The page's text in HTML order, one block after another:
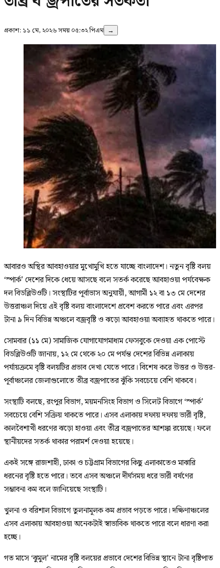
প্রকাশ: ১১ মে, ২০২৬ সময় ০৫:৩২ পিএম →
আবারও অস্থির আবহাওয়ার মুখোমুখি হতে যাচ্ছে বাংলাদেশ। নতুন বৃষ্টি বলয়
‘স্পার্ক’ দেশের দিকে ধেয়ে আসছে বলে সতর্ক করেছে আবহাওয়া পর্যবেক্ষক
দল বিডব্লিউওটি। সংস্থাটির পূর্বাভাস অনুযায়ী, আগামী ১২ বা ১৩ মে দেশের
উত্তরাঞ্চল দিয়ে এই বৃষ্টি বলয় বাংলাদেশে প্রবেশ করতে পারে এবং এরপর
টানা ৯ দিন বিভিন্ন অঞ্চলে বজ্রবৃষ্টি ও ঝড়ো আবহাওয়া অব্যাহত থাকতে পারে।
সোমবার (১১ মে) সামাজিক যোগাযোগমাধ্যম ফেসবুকে দেওয়া এক পোস্টে
বিডব্লিউওটি জানায়, ১২ মে থেকে ২০ মে পর্যন্ত দেশের বিভিন্ন এলাকায়
পর্যায়ক্রমে বৃষ্টি বলয়টির প্রভাব দেখা যেতে পারে। বিশেষ করে উত্তর ও উত্তর-
পূর্বাঞ্চলের জেলাগুলোতে তীব্র বজ্রপাতের ঝুঁকি সবচেয়ে বেশি থাকবে।
সংস্থাটি বলছে, রংপুর বিভাগ, ময়মনসিংহ বিভাগ ও সিলেট বিভাগে ‘স্পার্ক’
সবচেয়ে বেশি সক্রিয় থাকতে পারে। এসব এলাকায় দফায় দফায় ভারী বৃষ্টি,
কালবৈশাখী ধরণের ঝড়ো হাওয়া এবং তীব্র বজ্রপাতের আশঙ্কা রয়েছে। ফলে
স্থানীয়দের সতর্ক থাকার পরামর্শ দেওয়া হয়েছে।
একই সঙ্গে রাজশাহী, ঢাকা ও চট্টগ্রাম বিভাগের কিছু এলাকাতেও মাঝারি
ধরনের বৃষ্টি হতে পারে। তবে এসব অঞ্চলে দীর্ঘসময় ধরে ভারী বর্ষণের
সম্ভাবনা কম বলে জানিয়েছে সংস্থাটি।
খুলনা ও বরিশাল বিভাগে তুলনামূলক কম প্রভাব পড়তে পারে। দক্ষিণাঞ্চলের
এসব এলাকায় আবহাওয়া অনেকটাই স্বাভাবিক থাকতে পারে বলে ধারণা করা
হচ্ছে।
গত মাসে ‘ঝুমুল’ নামের বৃষ্টি বলয়ের প্রভাবে দেশের বিভিন্ন স্থানে টানা বৃষ্টিপাত